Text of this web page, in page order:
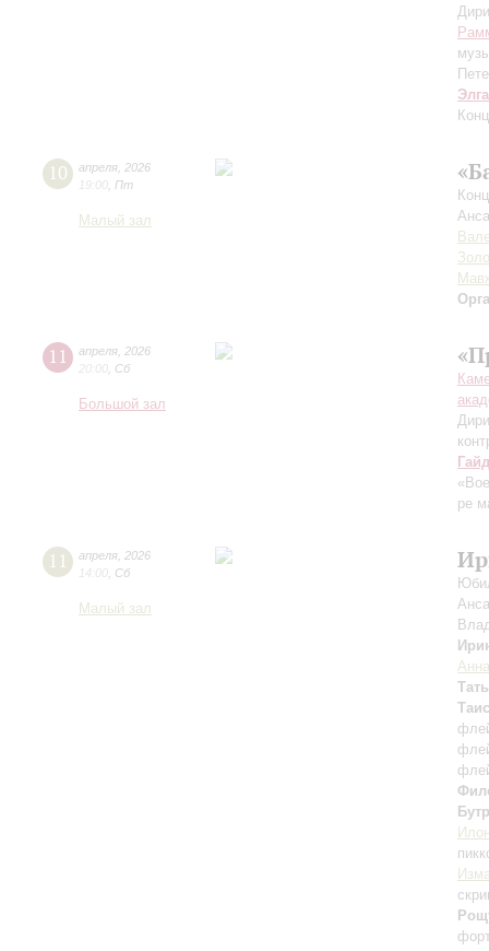
10 апреля 2026
19:00 Пт
Малый зал
11 апреля 2026
20:00 Сб
Большой зал
ре
11 апреля 2026
14:00 Сб
Малый зал